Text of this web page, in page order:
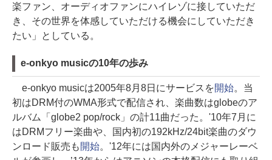
楽ファン、オーディオファンにハイレゾに接していただ
き、その世界を体感していただける機会にしていただき
たい」としている。
e-onkyo musicの10年の歩み
e-onkyo musicは2005年8月8日にサービスを開始。当
初はDRM付のWMA形式で配信され、楽曲数はglobeのア
ルバム「globe2 pop/rock」の計11曲だった。'10年7月に
はDRMフリー楽曲や、国内初の192kHz/24bit楽曲のダウ
ンロード販売も 開始。'12年には国内外のメジャーレーベ